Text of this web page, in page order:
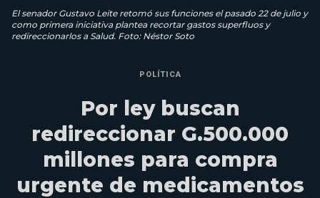
El senador Gustavo Leite retomó sus funciones el pasado 22 de julio y
como primera iniciativa plantea recortar gastos superfluos y
redireccionarlos a Salud. Foto: Néstor Soto
POLÍTICA
Por ley buscan
redireccionar G.500.000
millones para compra
urgente de medicamentos